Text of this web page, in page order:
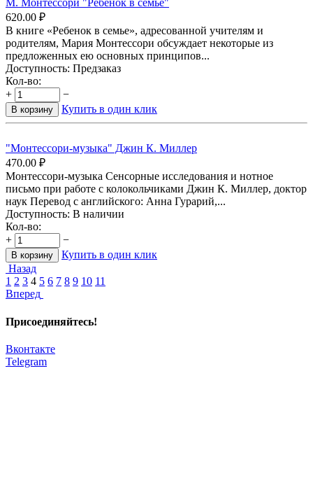
М. Монтессори "Ребенок в семье"
620.00 ₽
В книге «Ребенок в семье», адресованной учителям и
родителям, Мария Монтессори обсуждает некоторые из
предложенных ею основных принципов...
Доступность: Предзаказ
Кол-во:
+
−
В корзину Купить в один клик
"Монтессори-музыка" Джин К. Миллер
470.00 ₽
Монтессори-музыка Сенсорные исследования и нотное
письмо при работе с колокольчиками Джин К. Миллер, доктор
наук Перевод с английского: Анна Гурарий,...
Доступность: В наличии
Кол-во:
+
−
В корзину
Купить в один клик
Назад
1 2 3 4 5 6 7 8 9 10 11
Вперед
Присоединяйтесь!
Вконтакте
Telegram